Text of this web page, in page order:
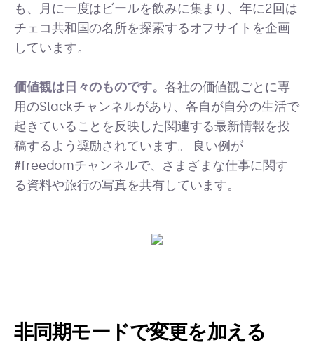
も、月に一度はビールを飲みに集まり、年に2回は
チェコ共和国の名所を探索するオフサイトを企画
しています。
価値観は日々のものです。 各社の価値観ごとに専
用のSlackチャンネルがあり、各自が自分の生活で
起きていることを反映した関連する最新情報を投
稿するよう奨励されています。 良い例が
#freedomチャンネルで、さまざまな仕事に関す
る資料や旅行の写真を共有しています。
非同期モードで変更を加える